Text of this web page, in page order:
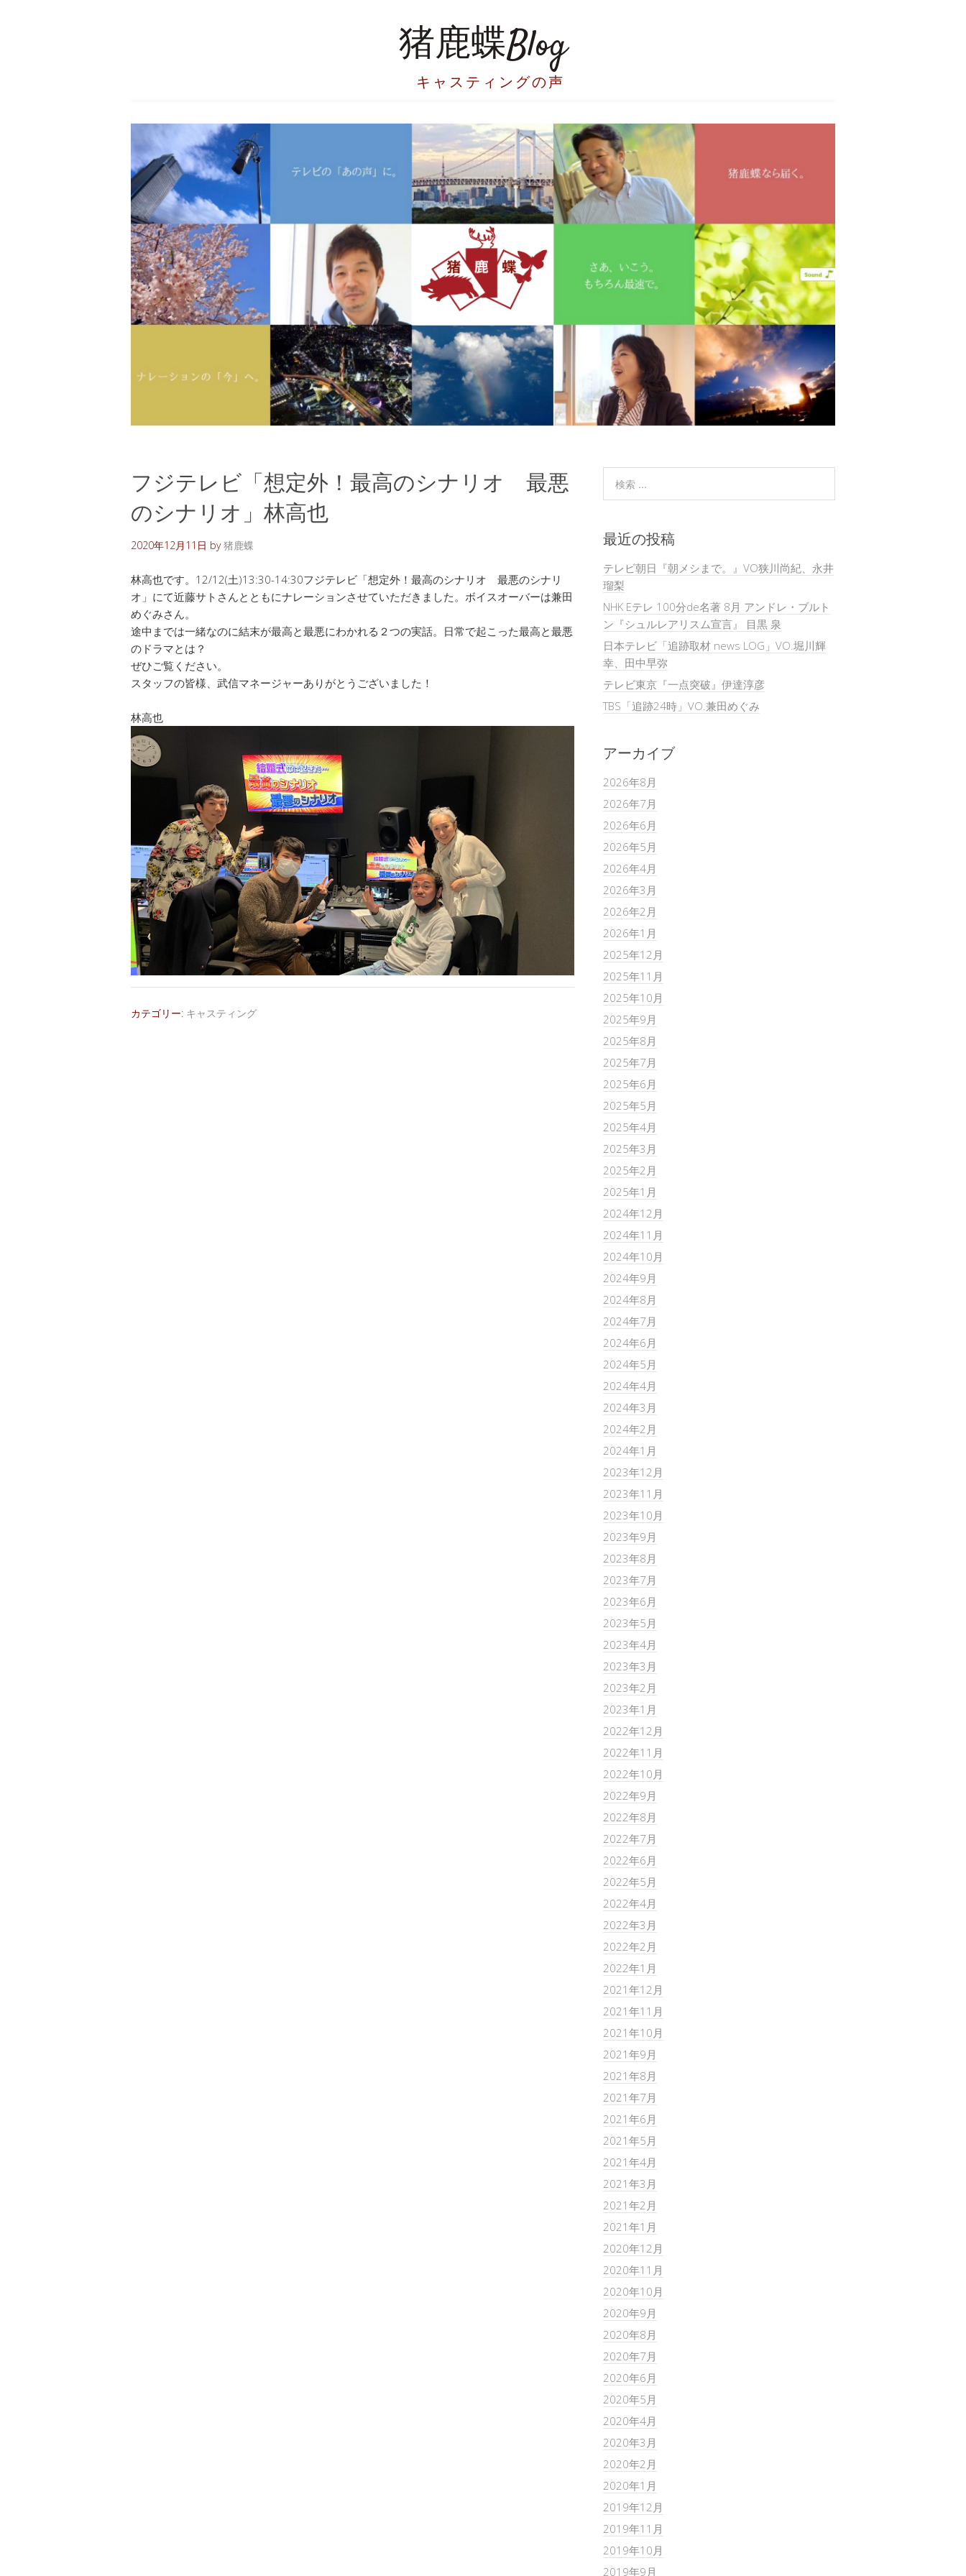
猪鹿蝶Blog
キャスティングの声
フジテレビ「想定外！最高のシナリオ 最悪
のシナリオ」林高也
2020年12月11日 by猪鹿蝶
林高也です。12/12(土)13:30-14:30フジテレビ「想定外！最高のシナリオ 最悪のシナリ
オ」にて近藤サトさんとともにナレーションさせていただきました。ボイスオーバーは兼田
めぐみさん。
途中までは一緒なのに結末が最高と最悪にわかれる２つの実話。日常で起こった最高と最悪
のドラマとは？
ぜひご覧ください。
スタッフの皆様、武信マネージャーありがとうございました！
林高也
カテゴリー: キャスティング
最近の投稿
テレビ朝日『朝メシまで。』VO狭川尚紀、永井
瑠梨
NHK Eテレ 100分de名著 8月 アンドレ・ブルト
ン『シュルレアリスム宣言』 目黒 泉
日本テレビ「追跡取材 news LOG」VO.堀川輝
幸、田中早弥
テレビ東京『一点突破』伊達淳彦
TBS「追跡24時」VO.兼田めぐみ
アーカイブ
2026年8月
2026年7月
2026年6月
2026年5月
2026年4月
2026年3月
2026年2月
2026年1月
2025年12月
2025年11月
2025年10月
2025年9月
2025年8月
2025年7月
2025年6月
2025年5月
2025年4月
2025年3月
2025年2月
2025年1月
2024年12月
2024年11月
2024年10月
2024年9月
2024年8月
2024年7月
2024年6月
2024年5月
2024年4月
2024年3月
2024年2月
2024年1月
2023年12月
2023年11月
2023年10月
2023年9月
2023年8月
2023年7月
2023年6月
2023年5月
2023年4月
2023年3月
2023年2月
2023年1月
2022年12月
2022年11月
2022年10月
2022年9月
2022年8月
2022年7月
2022年6月
2022年5月
2022年4月
2022年3月
2022年2月
2022年1月
2021年12月
2021年11月
2021年10月
2021年9月
2021年8月
2021年7月
2021年6月
2021年5月
2021年4月
2021年3月
2021年2月
2021年1月
2020年12月
2020年11月
2020年10月
2020年9月
2020年8月
2020年7月
2020年6月
2020年5月
2020年4月
2020年3月
2020年2月
2020年1月
2019年12月
2019年11月
2019年10月
2019年9月